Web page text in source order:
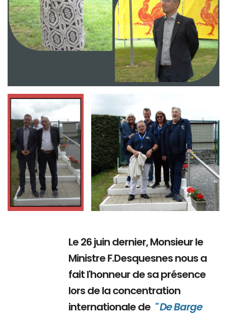
Branding
ARMCHAIR ARMCHAIR
Le 26 juin dernier, Monsieur le
Ministre F.Desquesnes nous a
fait l'honneur de sa présence
lors de la concentration
internationale de " De Barge